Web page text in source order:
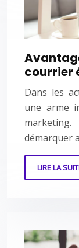
courrier
Dans les
une arme
démarquer
LIRE LA